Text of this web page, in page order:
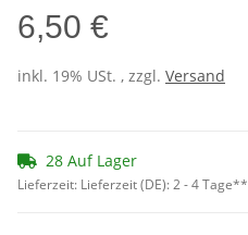
6,50 €
inkl. 19% USt. , zzgl. Versand
28 Auf Lager
Lieferzeit: Lieferzeit (DE): 2 - 4 Tage**